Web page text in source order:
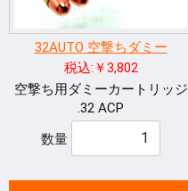
32AUTO 空撃ちダミー
税込:￥3,802
空撃ち用ダミーカートリッジ
.32 ACP
数量